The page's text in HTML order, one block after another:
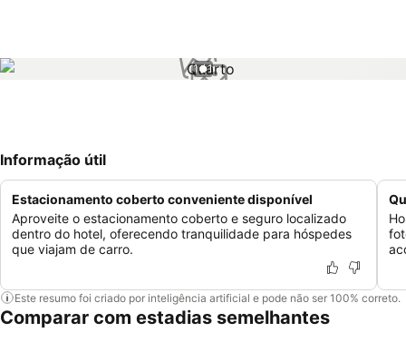
1 / 1
Informação útil
Estacionamento coberto conveniente disponível
Aproveite o estacionamento coberto e seguro localizado
dentro do hotel, oferecendo tranquilidade para hóspedes
que viajam de carro.
Este resumo foi criado por inteligência artificial e pode não ser 100% correto.
Comparar com estadias semelhantes